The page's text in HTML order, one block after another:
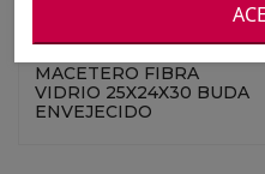
Ref.: 8424001706334
MACETERO FIBRA
VIDRIO 25X24X30 BUDA
ENVEJECIDO